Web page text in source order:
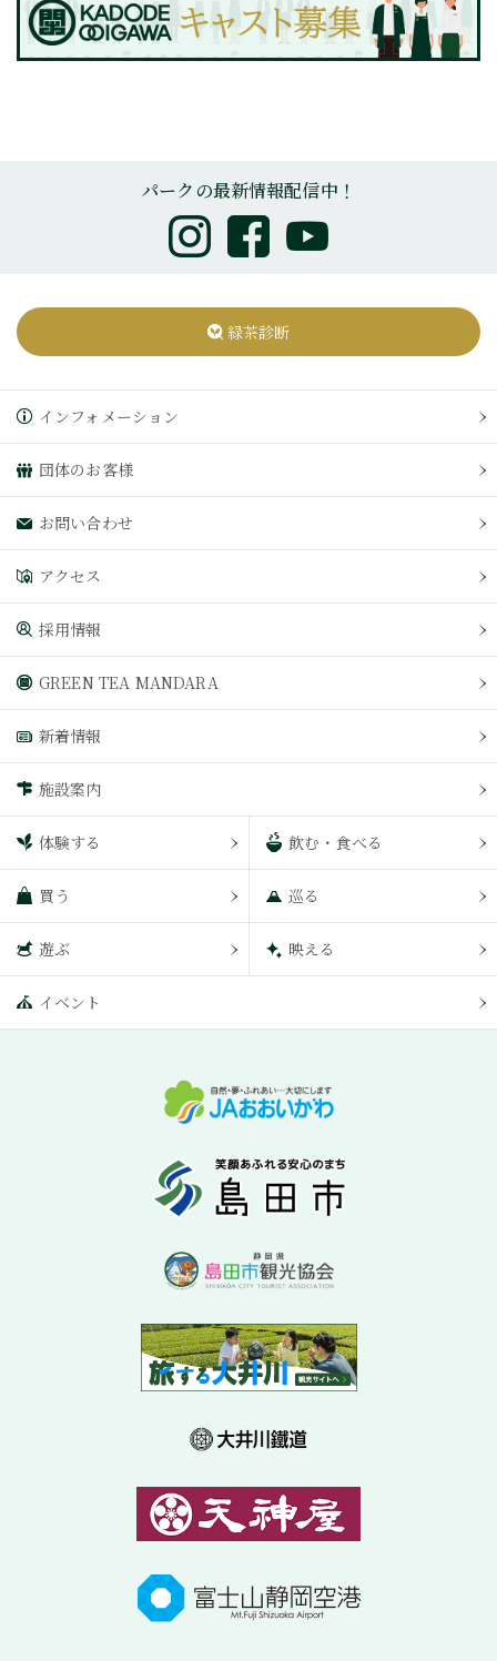
パークの最新情報配信中！
緑茶診断
インフォメーション
団体のお客様
お問い合わせ
アクセス
採用情報
GREEN TEA MANDARA
新着情報
施設案内
体験する 飲む・食べる
買う 巡る
遊ぶ 映える
イベント